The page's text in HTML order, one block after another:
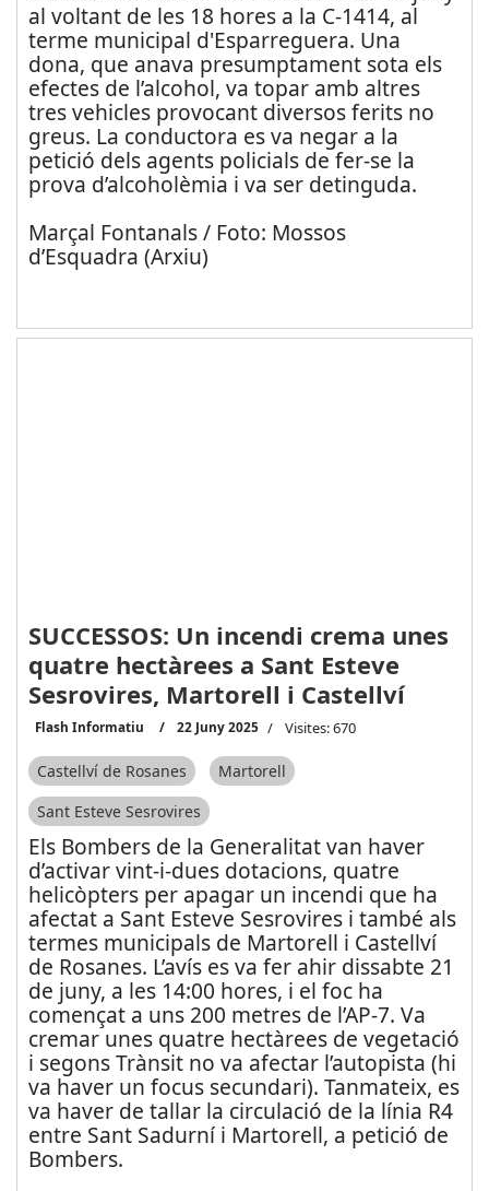
al voltant de les 18 hores a la C-1414, al
terme municipal d'Esparreguera. Una
dona, que anava presumptament sota els
efectes de l’alcohol, va topar amb altres
tres vehicles provocant diversos ferits no
greus. La conductora es va negar a la
petició dels agents policials de fer-se la
prova d’alcoholèmia i va ser detinguda.
Marçal Fontanals / Foto: Mossos
d’Esquadra (Arxiu)
SUCCESSOS: Un incendi crema unes
quatre hectàrees a Sant Esteve
Sesrovires, Martorell i Castellví
Flash Informatiu 22 Juny 2025 Visites: 670
Castellví de Rosanes
Martorell
Sant Esteve Sesrovires
Els Bombers de la Generalitat van haver
d’activar vint-i-dues dotacions, quatre
helicòpters per apagar un incendi que ha
afectat a Sant Esteve Sesrovires i també als
termes municipals de Martorell i Castellví
de Rosanes. L’avís es va fer ahir dissabte 21
de juny, a les 14:00 hores, i el foc ha
començat a uns 200 metres de l’AP-7. Va
cremar unes quatre hectàrees de vegetació
i segons Trànsit no va afectar l’autopista (hi
va haver un focus secundari). Tanmateix, es
va haver de tallar la circulació de la línia R4
entre Sant Sadurní i Martorell, a petició de
Bombers.